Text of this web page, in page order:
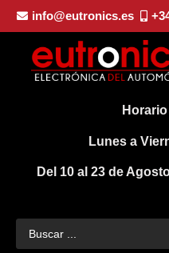
info@eutronics.es
Lunes a
Del 10 al 23 de